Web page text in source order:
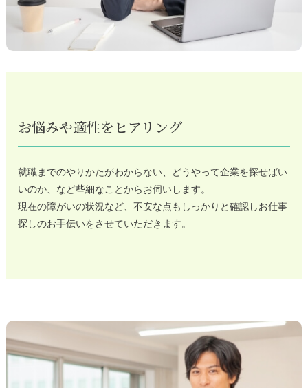
お悩みや適性をヒアリング
就職までのやりかたがわからない、どうやって企業を探せばい
いのか、など些細なことからお伺いします。
現在の障がいの状況など、不安な点もしっかりと確認しお仕事
探しのお手伝いをさせていただきます。